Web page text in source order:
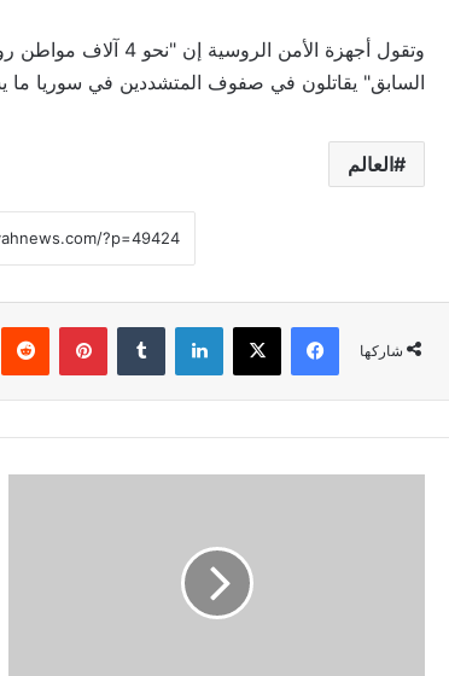
السابق" يقاتلون في صفوف المتشددين في سوريا ما
العالم
شاركها
فيسبوك لينكدإن بينتيريست